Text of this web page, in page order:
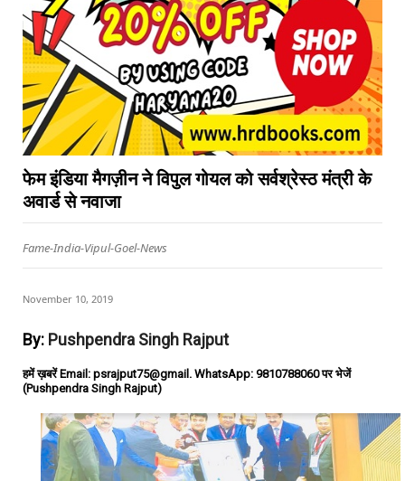
फेम इंडिया मैगज़ीन ने विपुल गोयल को सर्वश्रेस्ठ मंत्री के
अवार्ड से नवाजा
Fame-India-Vipul-Goel-News
November 10, 2019
By: Pushpendra Singh Rajput
हमें ख़बरें Email: psrajput75@gmail. WhatsApp: 9810788060 पर भेजें
(Pushpendra Singh Rajput)